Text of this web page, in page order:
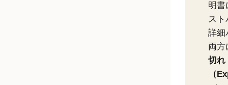
明書
スト
詳細
両方
切れ
（